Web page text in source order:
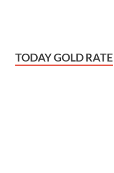
TODAY GOLD RATE